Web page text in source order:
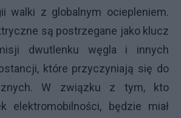
walki z globalnym ociepleniem.
są postrzegane jako klucz
dwutlenku węgla i innych
które przyczyniają się do
W związku z tym, kto
elektromobilności, będzie miał